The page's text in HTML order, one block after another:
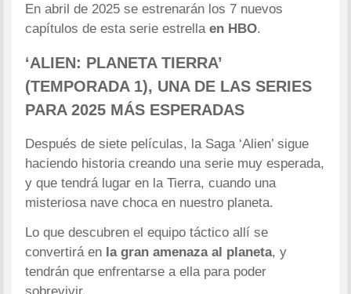
En abril de 2025 se estrenarán los 7 nuevos
capítulos de esta serie estrellaen HBO.
‘ALIEN: PLANETA TIERRA’
(TEMPORADA 1), UNA DE LAS SERIES
PARA 2025 MÁS ESPERADAS
Después de siete películas, la Saga ‘Alien’ sigue
haciendo historia creando una serie muy esperada,
y que tendrá lugar en la Tierra, cuando una
misteriosa nave choca en nuestro planeta.
Lo que descubren el equipo táctico allí se
convertirá en la gran amenaza al planeta, y
tendrán que enfrentarse a ella para poder